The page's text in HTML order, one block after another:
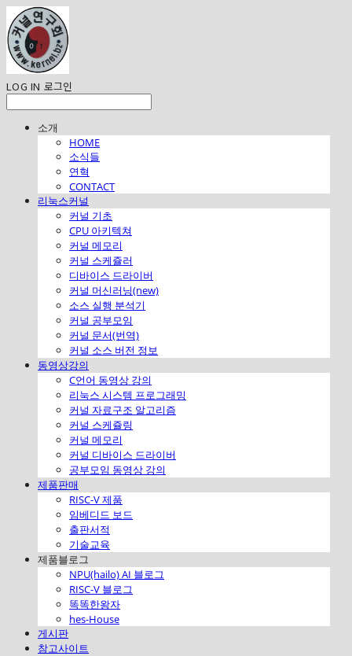
LOG IN 로그인
소개
HOME
소식들
연혁
CONTACT
리눅스커널
커널 기초
CPU 아키텍쳐
커널 메모리
커널 스케쥴러
디바이스 드라이버
커널 머신러닝(new)
소스 실행 분석기
커널 공부모임
커널 문서(번역)
커널 소스 버전 정보
동영상강의
C언어 동영상 강의
리눅스 시스템 프로그래밍
커널 자료구조 알고리즘
커널 스케쥴링
커널 메모리
커널 디바이스 드라이버
공부모임 동영상 강의
제품판매
RISC-V 제품
임베디드 보드
출판서적
기술교육
제품블로그
NPU(hailo) AI 블로그
RISC-V 블로그
똑똑한왕자
hes-House
게시판
참고사이트